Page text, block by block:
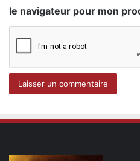
le navigateur pour mon